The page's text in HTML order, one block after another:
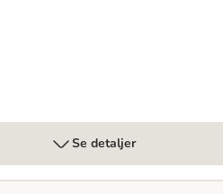
Se detaljer